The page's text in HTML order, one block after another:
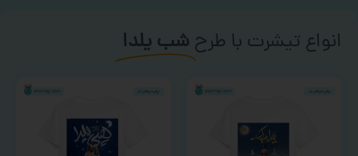
انواع تیشرت با طرحشب یلدا